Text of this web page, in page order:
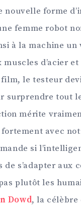
nouvelle forme
femme robot
à la machine
muscles d’acier
film, le testeur
surprendre tout
mérite
avec
si
de s’adapter
plutôt les
Dowd, la célèbre